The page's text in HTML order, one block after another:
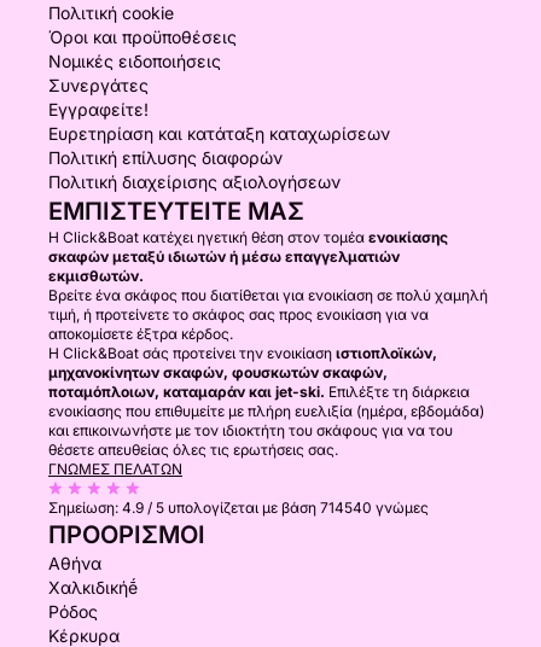
Πολιτική cookie
Όροι και προϋποθέσεις
Νομικές ειδοποιήσεις
Συνεργάτες
Εγγραφείτε!
Ευρετηρίαση και κατάταξη καταχωρίσεων
Πολιτική επίλυσης διαφορών
Πολιτική διαχείρισης αξιολογήσεων
ΕΜΠΙΣΤΕΥΤΕΊΤΕ ΜΑΣ
Η Click&Boat κατέχει ηγετική θέση στον τομέα ενοικίασης
σκαφών μεταξύ ιδιωτών ή μέσω επαγγελματιών
εκμισθωτών.
Βρείτε ένα σκάφος που διατίθεται για ενοικίαση σε πολύ χαμηλή
τιμή, ή προτείνετε το σκάφος σας προς ενοικίαση για να
αποκομίσετε έξτρα κέρδος.
Η Click&Boat σάς προτείνει την ενοικίαση ιστιοπλοϊκών,
μηχανοκίνητων σκαφών, φουσκωτών σκαφών,
ποταμόπλοιων, καταμαράν και jet-ski. Επιλέξτε τη διάρκεια
ενοικίασης που επιθυμείτε με πλήρη ευελιξία (ημέρα, εβδομάδα)
και επικοινωνήστε με τον ιδιοκτήτη του σκάφους για να του
θέσετε απευθείας όλες τις ερωτήσεις σας.
ΓΝΏΜΕΣ ΠΕΛΑΤΏΝ
Σημείωση: 4.9 / 5 υπολογίζεται με βάση 714540 γνώμες
ΠΡΟΟΡΙΣΜΟΊ
Αθήνα
Χαλκιδικήḗ
Ρόδος
Κέρκυρα